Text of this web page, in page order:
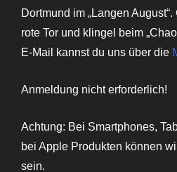
Dortmund im „Langen
rote Tor und klingel beim
E-Mail kannst du uns über die
Anmeldung nicht erforderlich!
Achtung: Bei Smartphones,
bei Apple Produkten können
sein.